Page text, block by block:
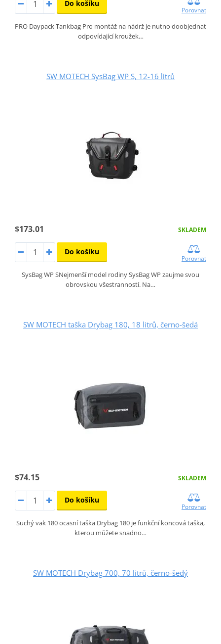
Do košíku
Porovnat
PRO Daypack Tankbag Pro montáž na nádrž je nutno doobjednat
odpovídající kroužek…
SW MOTECH SysBag WP S, 12-16 litrů
$173.01 SKLADEM
Do košíku
Porovnat
SysBag WP SNejmenší model rodiny SysBag WP zaujme svou
obrovskou všestranností. Na…
SW MOTECH taška Drybag 180, 18 litrů, černo-šedá
$74.15 SKLADEM
Do košíku
Porovnat
Suchý vak 180 ocasní taška Drybag 180 je funkční koncová taška,
kterou můžete snadno…
SW MOTECH Drybag 700, 70 litrů, černo-šedý